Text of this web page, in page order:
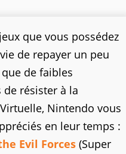
que vous possédez
de repayer un peu
de faibles
résister à la
Nintendo vous
en leur temps :
Evil Forces (Super